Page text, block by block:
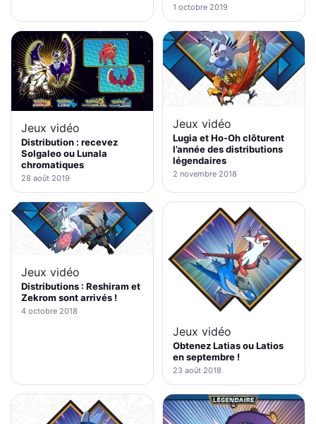
1 octobre 2019
Jeux vidéo
Distribution : recevez
Solgaleo ou Lunala
chromatiques
28 août 2019
Jeux vidéo
Lugia et Ho-Oh clôturent
l’année des distributions
légendaires
2 novembre 2018
Jeux vidéo
Distributions : Reshiram et
Zekrom sont arrivés !
4 octobre 2018
Jeux vidéo
Obtenez Latias ou Latios
en septembre !
23 août 2018